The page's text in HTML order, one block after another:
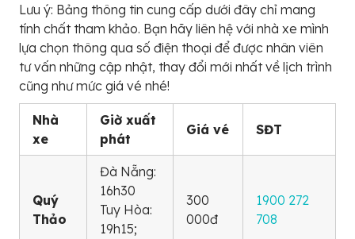
Lưu ý: Bảng thông tin cung cấp dưới đây chỉ mang
tính chất tham khảo. Bạn hãy liên hệ với nhà xe mình
lựa chọn thông qua số điện thoại để được nhân viên
tư vấn những cập nhật, thay đổi mới nhất về lịch trình
cũng như mức giá vé nhé!
Nhà
xe
Giờ xuất
phát
Giá vé SĐT
Quý
Thảo
Đà Nẵng:
16h30
Tuy Hòa:
19h15;
300
000đ
1900 272
708